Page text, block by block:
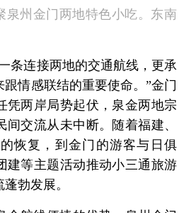
泉州金门两地特色小吃。东南
条连接两地的交通航线，更承
情感联结的重要使命。”金门
凭两岸局势起伏，泉金两地宗
交流从未中断。随着福建、
恢复，到金门的游客与日俱
建等主题活动推动小三通旅游
勃发展。